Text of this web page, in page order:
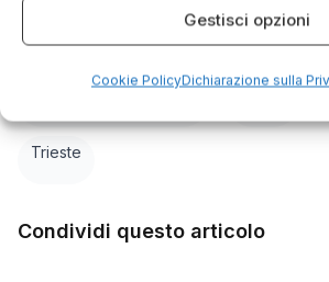
Gestisci opzioni
Cookie PolicyDichiarazione sulla
Tags:
Piazzale Michelangelo , ,
Trieste
Condividi questo articolo